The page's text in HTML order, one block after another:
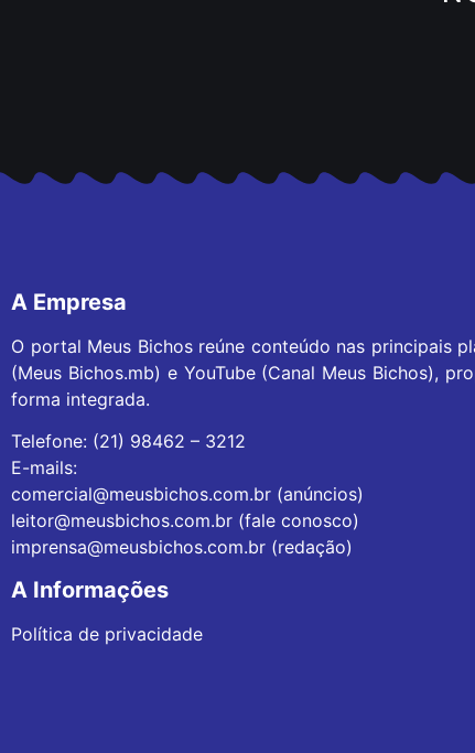
A Empresa
O portal Meus Bichos reúne conteúdo nas principais
(Meus Bichos.mb) e YouTube (Canal Meus Bichos),
forma integrada.
Telefone: (21) 98462 – 3212
E-mails:
comercial@meusbichos.com.br (anúncios)
leitor@meusbichos.com.br (fale conosco)
imprensa@meusbichos.com.br (redação)
A Informações
Política de privacidade